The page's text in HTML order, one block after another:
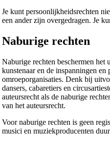
Je kunt persoonlijkheidsrechten
een ander zijn overgedragen. Je
Naburige rechten
Naburige rechten beschermen
kunstenaar en de inspanningen
omroeporganisaties. Denk bij
dansers, cabaretiers en
auteursrecht als de naburige
van het auteursrecht.
Voor naburige rechten is geen
musici en muziekproducenten